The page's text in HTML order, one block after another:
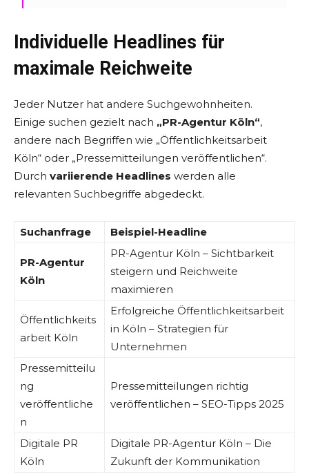
Individuelle Headlines für
maximale Reichweite
Jeder Nutzer hat andere Suchgewohnheiten.
Einige suchen gezielt nach „PR-Agentur Köln“,
andere nach Begriffen wie „Öffentlichkeitsarbeit
Köln“ oder „Pressemitteilungen veröffentlichen“.
Durch variierende Headlines werden alle
relevanten Suchbegriffe abgedeckt.
Suchanfrage Beispiel-Headline
PR-Agentur
Köln
PR-Agentur Köln – Sichtbarkeit
steigern und Reichweite
maximieren
Öffentlichkeits
arbeit Köln
Erfolgreiche Öffentlichkeitsarbeit
in Köln – Strategien für
Unternehmen
Pressemitteilu
ng
veröffentliche
n
Pressemitteilungen richtig
veröffentlichen – SEO-Tipps 2025
Digitale PR
Köln
Digitale PR-Agentur Köln – Die
Zukunft der Kommunikation